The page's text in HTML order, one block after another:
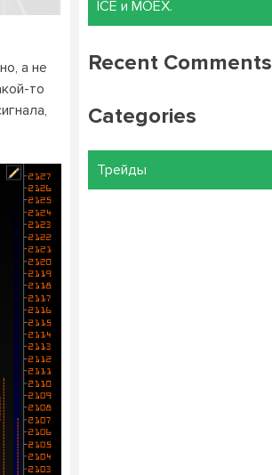
а не
то
ICE и MOEX.
Recent Comments
Categories
Трейды